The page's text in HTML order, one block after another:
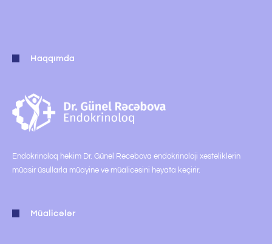
Haqqımda
Endokrinoloq həkim Dr. Günel Rəcəbova endokrinoloji xəstəliklərin
müasir üsullarla müayinə və müalicəsini həyata keçirir.
Müalicələr